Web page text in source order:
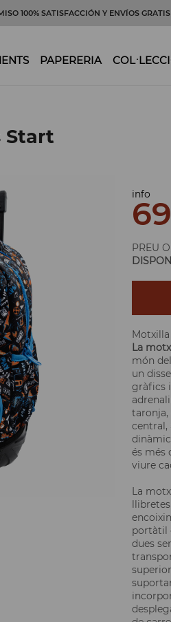
100% SATISFACCIÓN Y ENVÍOS GRATIS
PAPERERIA
Start
info
PREU
La
món
un
gràfics
central,
és més
viure
La
portàtil
dues